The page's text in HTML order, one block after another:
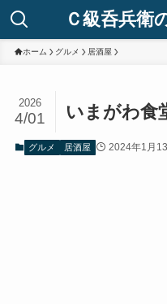
Ｃ級呑兵衛
ホーム グルメ 居酒屋
いまがわ食
2026
4/01
グルメ 居酒屋 2024年1月